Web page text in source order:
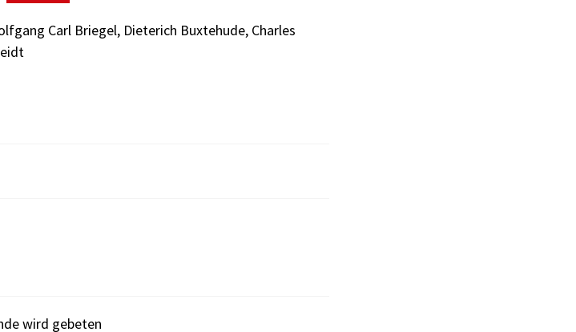
Carl Briegel, Dieterich Buxtehude, Charles
wird gebeten